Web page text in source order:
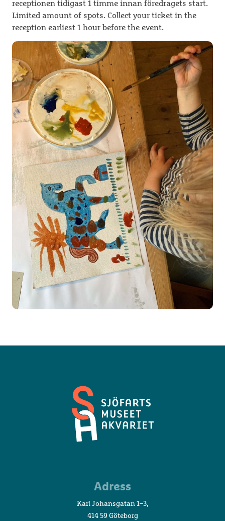
receptionen tidigast 1 timme innan föredragets start.
Limited amount of spots. Collect your ticket in the
reception earliest 1 hour before the event.
AkvarietAdress
Karl Johansgatan 1–3,
414 59 Göteborg